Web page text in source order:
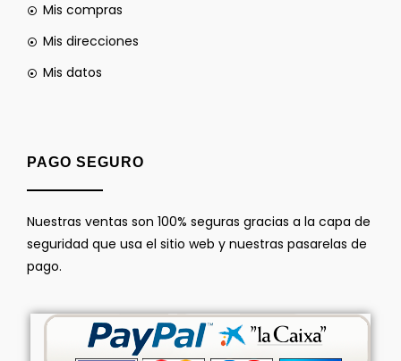
Mis compras
Mis direcciones
Mis datos
PAGO SEGURO
Nuestras ventas son 100% seguras gracias a la capa de
seguridad que usa el sitio web y nuestras pasarelas de
pago.